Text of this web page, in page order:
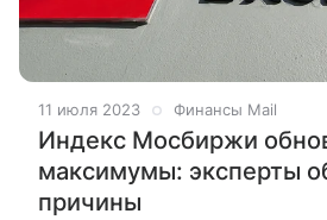
11 июля 2023 Финансы Mail
Индекс Мосбиржи
максимумы: эксперты
причины